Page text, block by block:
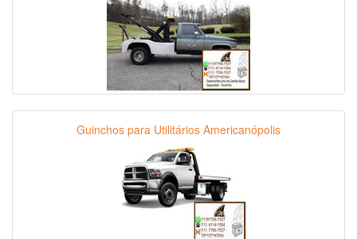
Guinchos para Utilitários Americanópolis